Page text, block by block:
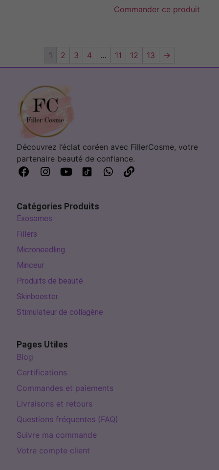
Commander ce produit
1 2 3 4 … 11 12 13 →
Découvrez l’éclat coréen avec FillerCosme, votre
partenaire beauté de confiance.
Catégories Produits
Exosomes
Fillers
Microneedling
Minceur
Produits de beauté
Skinbooster
Stimulateur de collagène
Pages Utiles
Blog
Certifications
Commandes et paiements
Livraisons et retours
Questions fréquentes (FAQ)
Suivre ma commande
Votre compte client